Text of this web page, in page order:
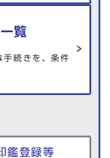
覧
手続きを、条件
鑑登録等